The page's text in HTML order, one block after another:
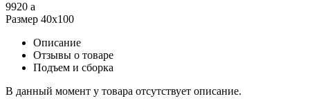
9920 a
Размер 40x100
Описание
Отзывы о товаре
Подъем и сборка
В данный момент у товара отсутствует описание.